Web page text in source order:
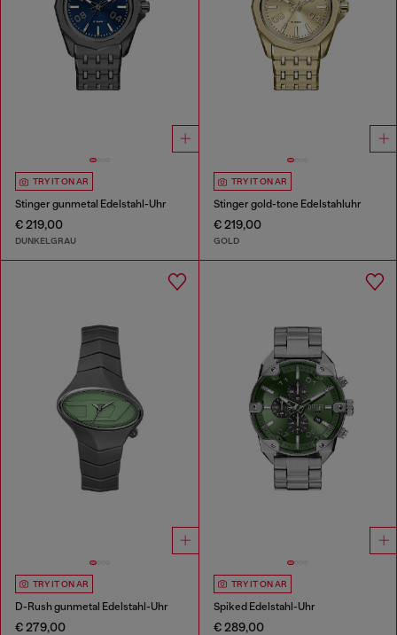
TRY IT ON AR
Stinger gunmetal Edelstahl-Uhr
€ 219,00
DUNKELGRAU
TRY IT ON AR
Stinger gold-tone Edelstahluhr
€ 219,00
GOLD
TRY IT ON AR
D-Rush gunmetal Edelstahl-Uhr
€ 279,00
TRY IT ON AR
Spiked Edelstahl-Uhr
€ 289,00